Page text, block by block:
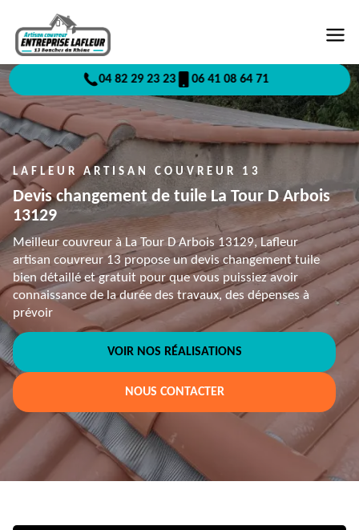
04 82 29 23 23 06 41 08 64 71
LAFLEUR ARTISAN COUVREUR 13
Devis changement de tuile La Tour D Arbois
13129
Meilleur couvreur à La Tour D Arbois 13129, Lafleur
artisan couvreur 13 propose un devis changement tuile
bien détaillé et gratuit pour que vous puissiez avoir
connaissance de la durée des travaux, des dépenses à
prévoir
VOIR NOS RÉALISATIONS
NOUS CONTACTER